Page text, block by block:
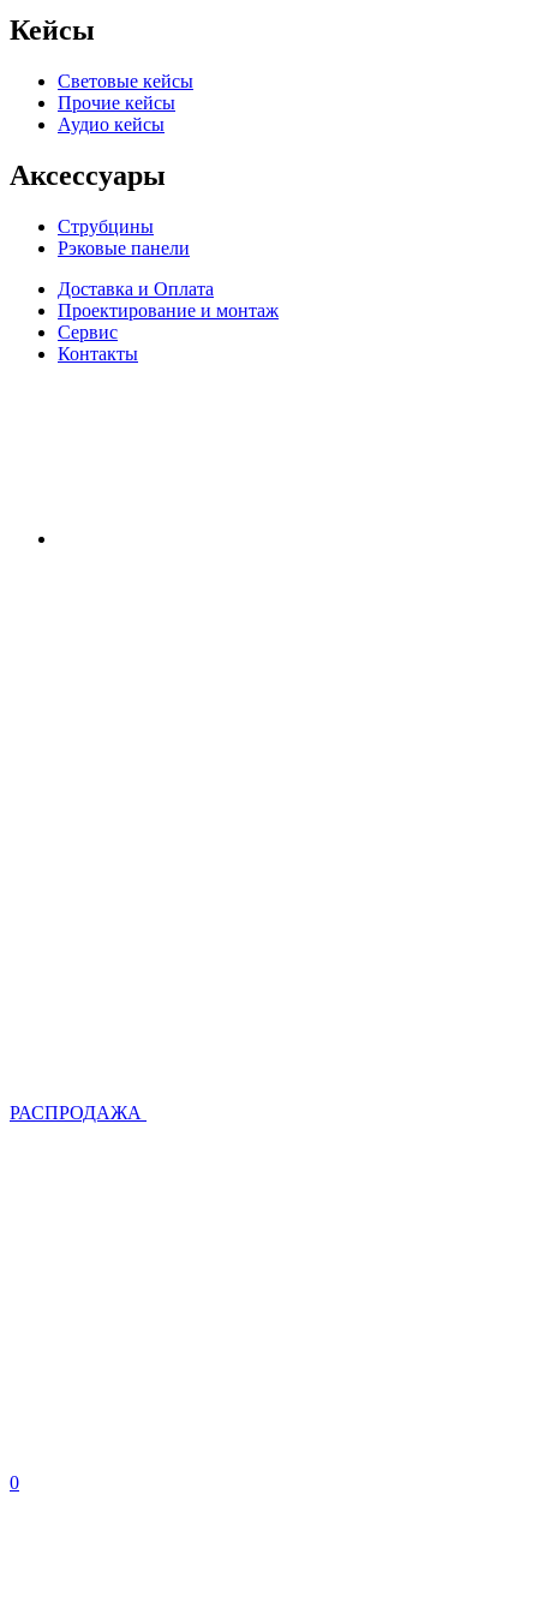
Кейсы
Световые кейсы
Прочие кейсы
Аудио кейсы
Аксессуары
Струбцины
Рэковые панели
Доставка и Оплата
Проектирование и монтаж
Сервис
Контакты
РАСПРОДАЖА
0